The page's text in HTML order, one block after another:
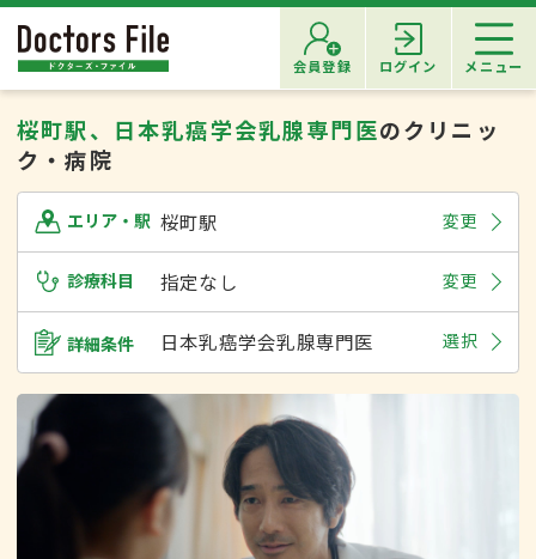
会員登録 ログイン メニュー
桜町駅、日本乳癌学会乳腺専門医のクリニッ
ク・病院
エリア・駅 桜町駅 変更
診療科目 指定なし 変更
詳細条件 日本乳癌学会乳腺専門医 選択